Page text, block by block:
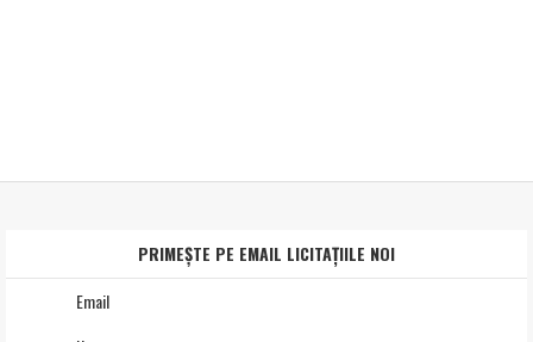
PRIMEȘTE PE EMAIL LICITAȚIILE NOI